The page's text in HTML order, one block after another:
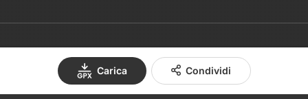
Carica Condividi